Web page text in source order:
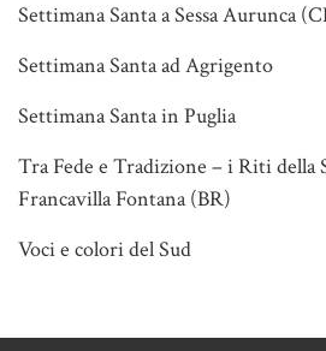
Settimana Santa a Sessa Aurunca
Settimana Santa ad Agrigento
Settimana Santa in Puglia
Tra Fede e Tradizione – i Riti della
Francavilla Fontana (BR)
Voci e colori del Sud